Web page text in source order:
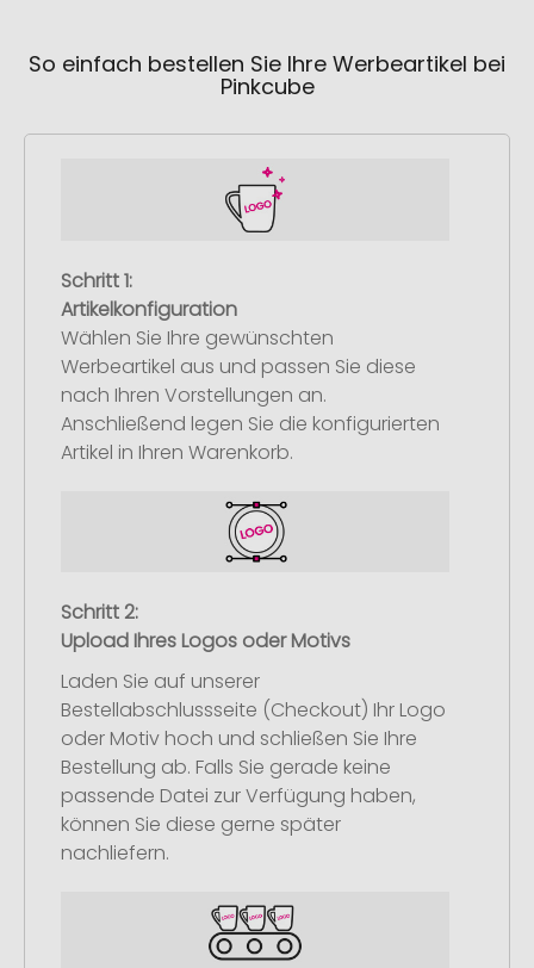
So einfach bestellen Sie Ihre Werbeartikel bei
Pinkcube
Schritt 1:
Artikelkonfiguration
Wählen Sie Ihre gewünschten
Werbeartikel aus und passen Sie diese
nach Ihren Vorstellungen an.
Anschließend legen Sie die konfigurierten
Artikel in Ihren Warenkorb.
Schritt 2:
Upload Ihres Logos oder Motivs
Laden Sie auf unserer
Bestellabschlussseite (Checkout) Ihr Logo
oder Motiv hoch und schließen Sie Ihre
Bestellung ab. Falls Sie gerade keine
passende Datei zur Verfügung haben,
können Sie diese gerne später
nachliefern.